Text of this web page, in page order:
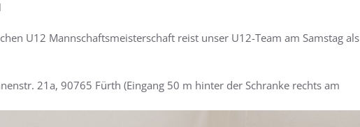
U12 Mannschaftsmeisterschaft reist unser U12-Team am Samstag als
21a, 90765 Fürth (Eingang 50 m hinter der Schranke rechts am